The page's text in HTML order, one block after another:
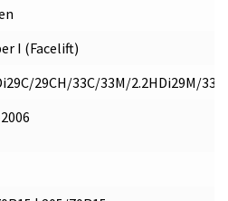
I (Facelift)
29CH/33C/33M/2.2HDi29M/